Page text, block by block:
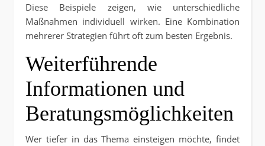
Diese Beispiele zeigen, wie unterschiedliche
Maßnahmen individuell wirken. Eine Kombination
mehrerer Strategien führt oft zum besten Ergebnis.
Weiterführende
Informationen und
Beratungsmöglichkeiten
Wer tiefer in das Thema einsteigen möchte, findet